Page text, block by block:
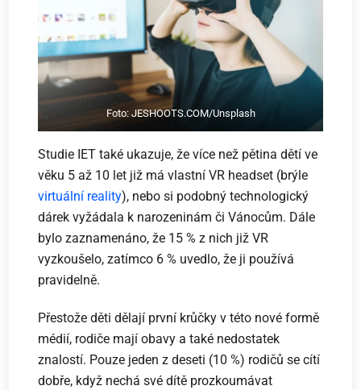
Foto: JESHOOTS.COM/Unsplash
Studie IET také ukazuje, že více než pětina dětí ve
věku 5 až 10 let již má vlastní VR headset (brýle
virtuální reality), nebo si podobný technologický
dárek vyžádala k narozeninám či Vánocům. Dále
bylo zaznamenáno, že 15 % z nich již VR
vyzkoušelo, zatímco 6 % uvedlo, že ji používá
pravidelně.
Přestože děti dělají první krůčky v této nové formě
médií, rodiče mají obavy a také nedostatek
znalostí. Pouze jeden z deseti (10 %) rodičů se cítí
dobře, když nechá své dítě prozkoumávat